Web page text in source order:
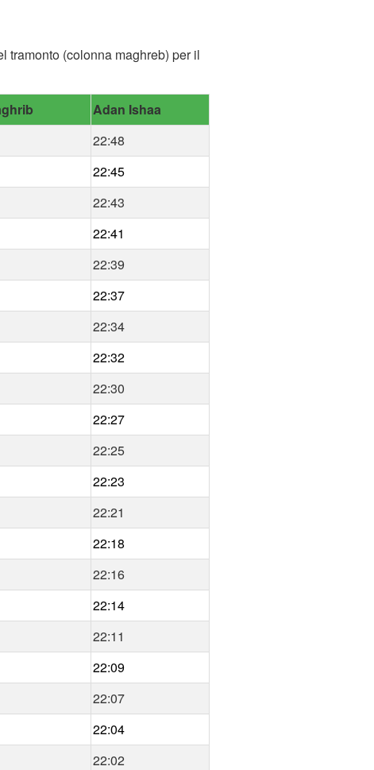
tramonto (colonna maghreb) per il
Adan Ishaa
22:48
22:45
22:43
22:41
22:39
22:37
22:34
22:32
22:30
22:27
22:25
22:23
22:21
22:18
22:16
22:14
22:11
22:09
22:07
22:04
22:02